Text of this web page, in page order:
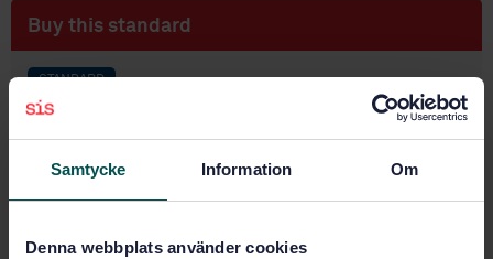
Samtycke Information Om
Denna webbplats använder cookies
Buy this standard
STANDARD
SWEDISH STANDARD
Chemical analysis of ferrous materials -
Determination of phosphor in steels and irons -
Subscribe on standards - Read more